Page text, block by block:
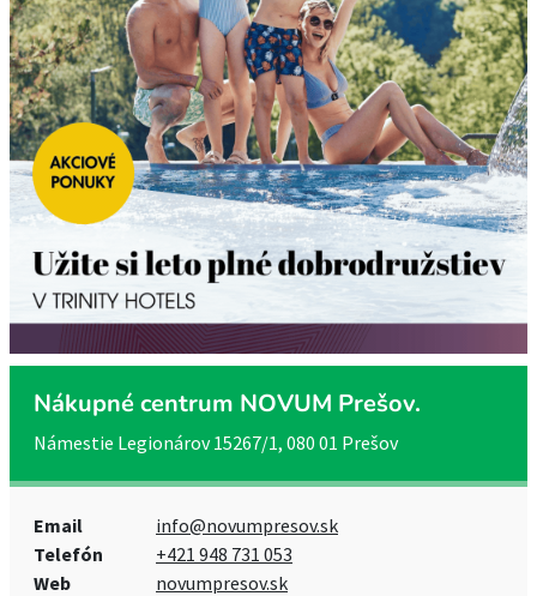
Nákupné centrum NOVUM Prešov.
Námestie Legionárov 15267/1, 080 01 Prešov
Email
info@novumpresov.sk
Telefón
+421 948 731 053
Web
novumpresov.sk